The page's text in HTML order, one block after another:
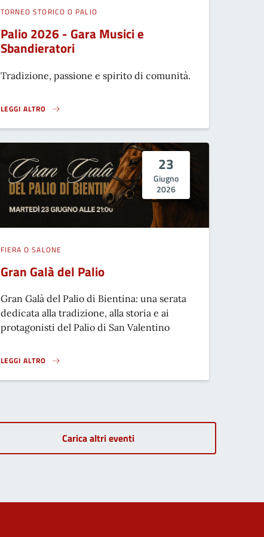
TORNEO STORICO O PALIO
Palio 2026 - Gara Musici e
Sbandieratori
Tradizione, passione e spirito di comunità.
LEGGI ALTRO
PALIO 2026 - GARA MUSICI E SBANDIERATORI}
23
Giugno
2026
FIERA O SALONE
Gran Galà del Palio
Gran Galà del Palio di Bientina: una serata
dedicata alla tradizione, alla storia e ai
protagonisti del Palio di San Valentino
LEGGI ALTRO
GRAN GALÀ DEL PALIO}
Carica altri eventi